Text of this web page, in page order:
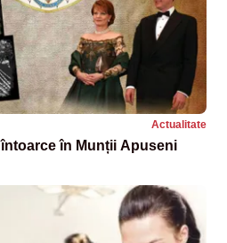
Actualitate
întoarce în Munții Apuseni